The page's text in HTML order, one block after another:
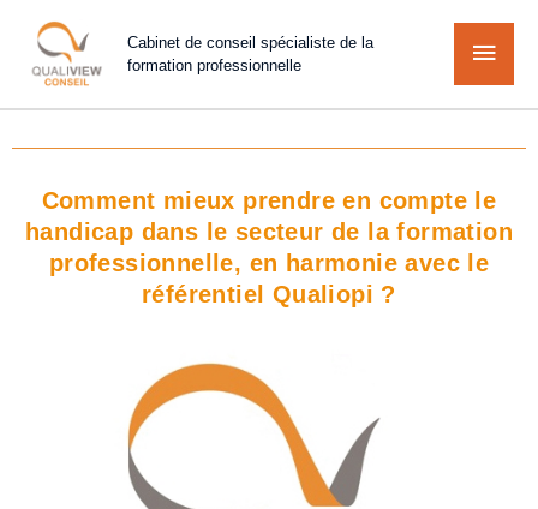
Cabinet de conseil spécialiste de la
formation professionnelle
Comment mieux prendre en compte le
handicap dans le secteur de la formation
professionnelle, en harmonie avec le
référentiel Qualiopi ?